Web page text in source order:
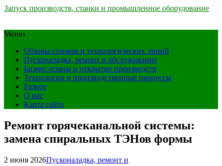
Запуск производств, станки и промышленное оборудование
Меню
Обзоры станков и технологических линий
Пусконаладка, ремонт и обслуживание
Бизнес-планы и открытие производств
Технологии и производственные процессы
Разное
О нас
Карта сайта
Ремонт горячеканальной системы:
замена спиральных ТЭНов формы
2 июня 2026Пусконаладка, ремонт и